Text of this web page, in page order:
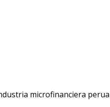
microfinanciera